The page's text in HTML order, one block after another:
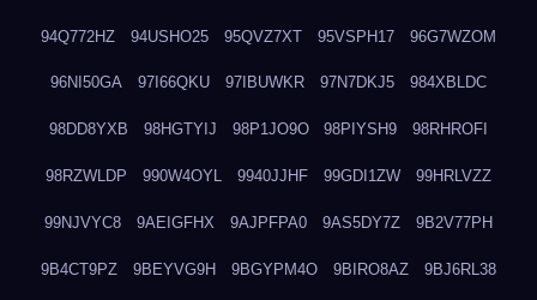
94Q772HZ 94USHO25 95QVZ7XT 95VSPH17 96G7WZOM
96NI50GA 97I66QKU 97IBUWKR 97N7DKJ5 984XBLDC
98DD8YXB 98HGTYIJ 98P1JO9O 98PIYSH9 98RHROFI
98RZWLDP 990W4OYL 9940JJHF 99GDI1ZW 99HRLVZZ
99NJVYC8 9AEIGFHX 9AJPFPA0 9AS5DY7Z 9B2V77PH
9B4CT9PZ 9BEYVG9H 9BGYPM4O 9BIRO8AZ 9BJ6RL38